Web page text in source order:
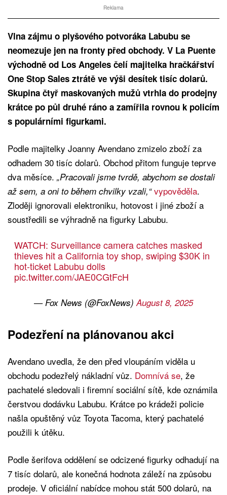
Reklama
Vlna zájmu o plyšového potvoráka Labubu se
neomezuje jen na fronty před obchody. V La Puente
východně od Los Angeles čelí majitelka hračkářství
One Stop Sales ztrátě ve výši desítek tisíc dolarů.
Skupina čtyř maskovaných mužů vtrhla do prodejny
krátce po půl druhé ráno a zamířila rovnou k policím
s populárními figurkami.
Podle majitelky Joanny Avendano zmizelo zboží za
odhadem 30 tisíc dolarů. Obchod přitom funguje teprve
dva měsíce. „Pracovali jsme tvrdě, abychom se dostali
až sem, a oni to během chvilky vzali,“ vypověděla.
Zloději ignorovali elektroniku, hotovost i jiné zboží a
soustředili se výhradně na figurky Labubu.
WATCH: Surveillance camera catches masked
thieves hit a California toy shop, swiping $30K in
hot-ticket Labubu dolls
pic.twitter.com/JAE0CGtFcH
— Fox News (@FoxNews)August 8, 2025
Podezření na plánovanou akci
Avendano uvedla, že den před vloupáním viděla u
obchodu podezřelý nákladní vůz. Domnívá se, že
pachatelé sledovali i firemní sociální sítě, kde oznámila
čerstvou dodávku Labubu. Krátce po krádeži policie
našla opuštěný vůz Toyota Tacoma, který pachatelé
použili k útěku.
Podle šerifova oddělení se odcizené figurky odhadují na
7 tisíc dolarů, ale konečná hodnota záleží na způsobu
prodeje. V oficiální nabídce mohou stát 500 dolarů, na